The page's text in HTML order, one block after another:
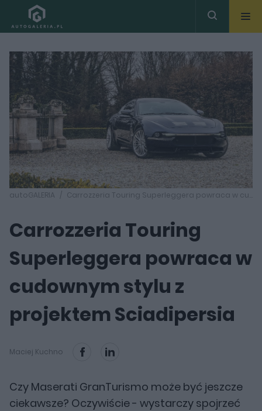
autoGALERIA Carrozzeria Touring Superleggera powraca w cudownym stylu z projektem Sciadipersia
Carrozzeria Touring
Superleggera powraca w
cudownym stylu z
projektem Sciadipersia
Maciej Kuchno
Czy Maserati GranTurismo może być jeszcze
ciekawsze? Oczywiście - wystarczy spojrzeć